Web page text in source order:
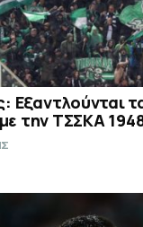
Εξαντλούνται
την ΤΣΣΚΑ